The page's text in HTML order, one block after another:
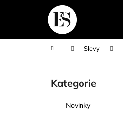
Domů Slevy
Přeskočit
kategorie
Kategorie
Novinky
í
Zpět
do
Zpět
do